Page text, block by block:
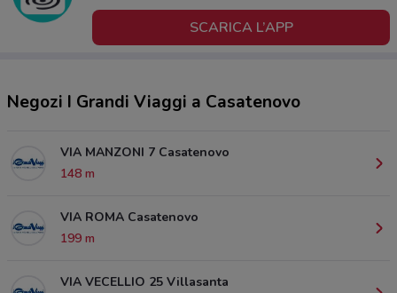
SCARICA L’APP
Negozi I Grandi Viaggi a Casatenovo
VIA MANZONI 7 Casatenovo
148 m
VIA ROMA Casatenovo
199 m
VIA VECELLIO 25 Villasanta